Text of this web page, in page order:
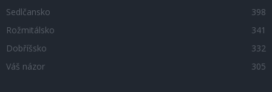
Sedlčansko
398
Rožmitálsko
341
Dobříšsko
332
Váš názor
305